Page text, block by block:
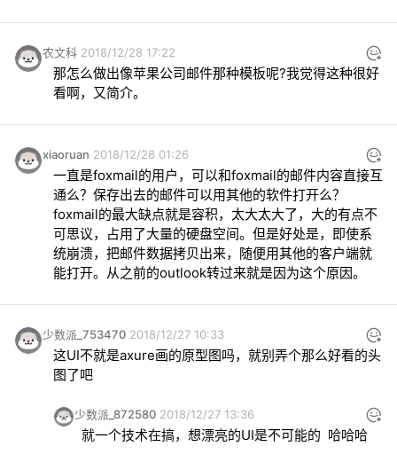
农文科 2018/12/28 17:22
那怎么做出像苹果公司邮件那种模板呢?我觉得这种很好
看啊，又简介。
xiaoruan 2018/12/28 01:26
一直是foxmail的用户，可以和foxmail的邮件内容直接互
通么？保存出去的邮件可以用其他的软件打开么？
foxmail的最大缺点就是容积，太大太大了，大的有点不
可思议，占用了大量的硬盘空间。但是好处是，即使系
统崩溃，把邮件数据拷贝出来，随便用其他的客户端就
能打开。从之前的outlook转过来就是因为这个原因。
少数派_753470 2018/12/27 10:33
这UI不就是axure画的原型图吗，就别弄个那么好看的头
图了吧
少数派_872580 2018/12/27 13:36
就一个技术在搞，想漂亮的UI是不可能的  哈哈哈